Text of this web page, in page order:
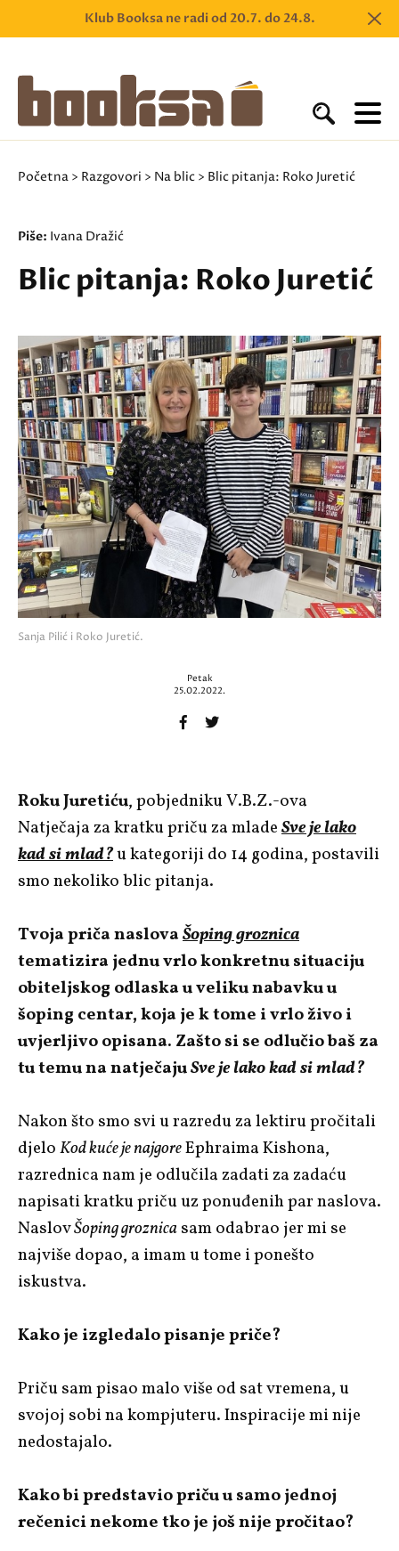
Klub Booksa ne radi od 20.7. do 24.8.
Početna > Razgovori > Na blic > Blic pitanja: Roko Juretić
Piše: Ivana Dražić
Blic pitanja: Roko Juretić
Sanja Pilić i Roko Juretić.
Petak
25.02.2022.
Roku Juretiću, pobjedniku V.B.Z.-ova
Natječaja za kratku priču za mladeSve je lako
kad si mlad?u kategoriji do 14 godina, postavili
smo nekoliko blic pitanja.
Tvoja priča naslovaŠoping groznica
tematizira jednu vrlo konkretnu situaciju
obiteljskog odlaska u veliku nabavku u
šoping centar, koja je k tome i vrlo živo i
uvjerljivo opisana. Zašto si se odlučio baš za
tu temu na natječajuSve je lako kad si mlad?
Nakon što smo svi u razredu za lektiru pročitali
djeloKod kuće je najgoreEphraima Kishona,
razrednica nam je odlučila zadati za zadaću
napisati kratku priču uz ponuđenih par naslova.
NaslovŠoping groznicasam odabrao jer mi se
najviše dopao, a imam u tome i ponešto
iskustva.
Kako je izgledalo pisanje priče?
Priču sam pisao malo više od sat vremena, u
svojoj sobi na kompjuteru. Inspiracije mi nije
nedostajalo.
Kako bi predstavio priču u samo jednoj
rečenici nekome tko je još nije pročitao?